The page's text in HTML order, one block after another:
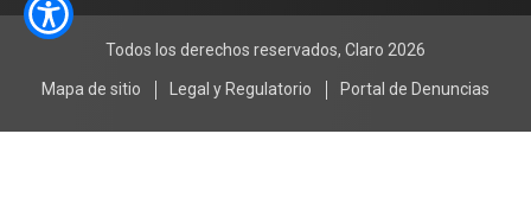
Servicios
Deporte y Cultura
Todos los derechos reservados, Claro 2026
Mapa de sitio Legal y Regulatorio Portal de Denuncias